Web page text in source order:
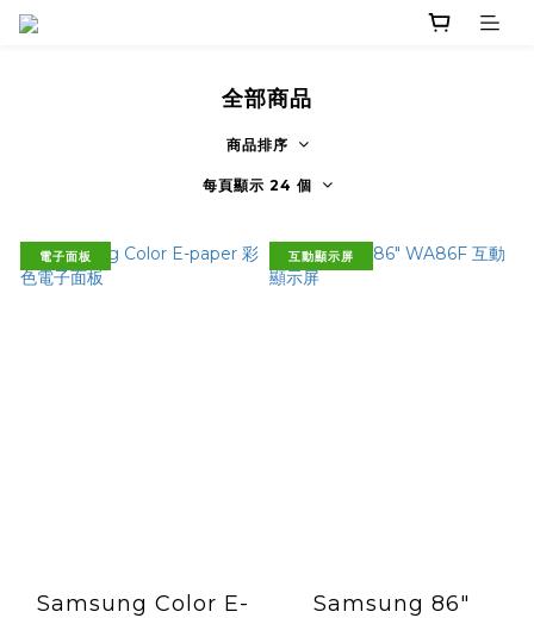
全部商品
商品排序
每頁顯示 24 個
電子面板
Samsung Color E-
互動顯示屏
Samsung 86"